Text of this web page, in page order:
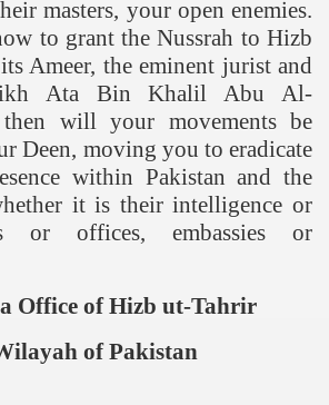
masters, your open enemies.
to grant the Nussrah to Hizb
Ameer, the eminent jurist and
Ata Bin Khalil Abu Al-
will your movements be
Deen, moving you to eradicate
within Pakistan and the
it is their intelligence or
or offices, embassies or
Office of Hizb ut-Tahrir
ofPakistan